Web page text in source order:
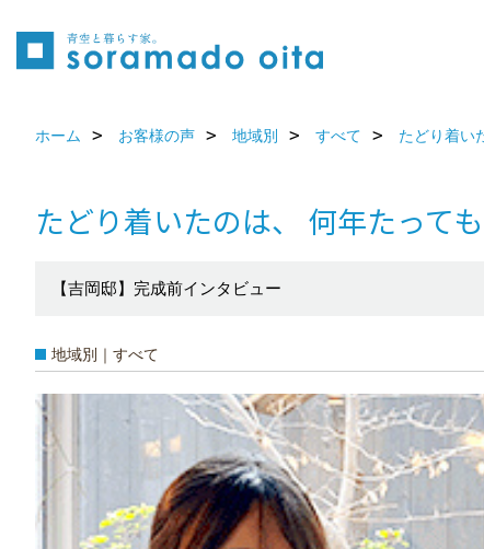
ホーム お客様の声 地域別 すべて たどり着い
たどり着いたのは、 何年たって
【吉岡邸】完成前インタビュー
地域別｜すべて